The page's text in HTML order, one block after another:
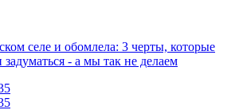
селе и обомлела: 3 черты, которые
- а мы так не делаем